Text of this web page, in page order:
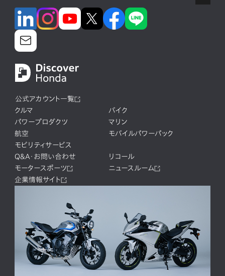
公式アカウント一覧
クルマ
バイク
パワープロダクツ
マリン
航空
モバイルパワーパック
モビリティサービス
Q&A・お問い合わせ
リコール
モータースポーツ
ニュースルーム
企業情報サイト